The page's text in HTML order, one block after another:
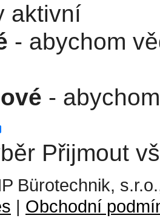
aktivní
- abychom
-
Přijmout
Bürotechnik,
| Obchodní